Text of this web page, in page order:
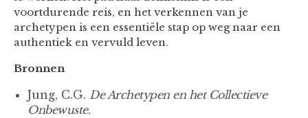
voortdurende reis, en het verkennen van je
archetypen is een essentiële stap op weg naar een
authentiek en vervuld leven.
Bronnen
Jung, C.G. De Archetypen en het Collectieve
Onbewuste.